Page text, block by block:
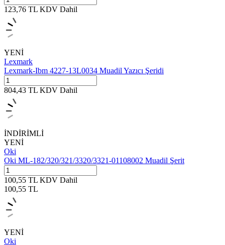
123,76 TL KDV Dahil
YENİ
Lexmark
Lexmark-Ibm 4227-13L0034 Muadil Yazıcı Şeridi
804,43 TL KDV Dahil
İNDİRİMLİ
YENİ
Oki
Oki ML-182/320/321/3320/3321-01108002 Muadil Şerit
100,55 TL KDV Dahil
100,55 TL
YENİ
Oki